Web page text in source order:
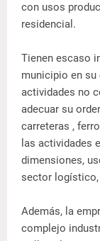
con usos
residencial.
Tienen escaso
municipio en
actividades no
adecuar su
carreteras ,
las actividades
dimensiones,
sector logístico,
Además, la
complejo